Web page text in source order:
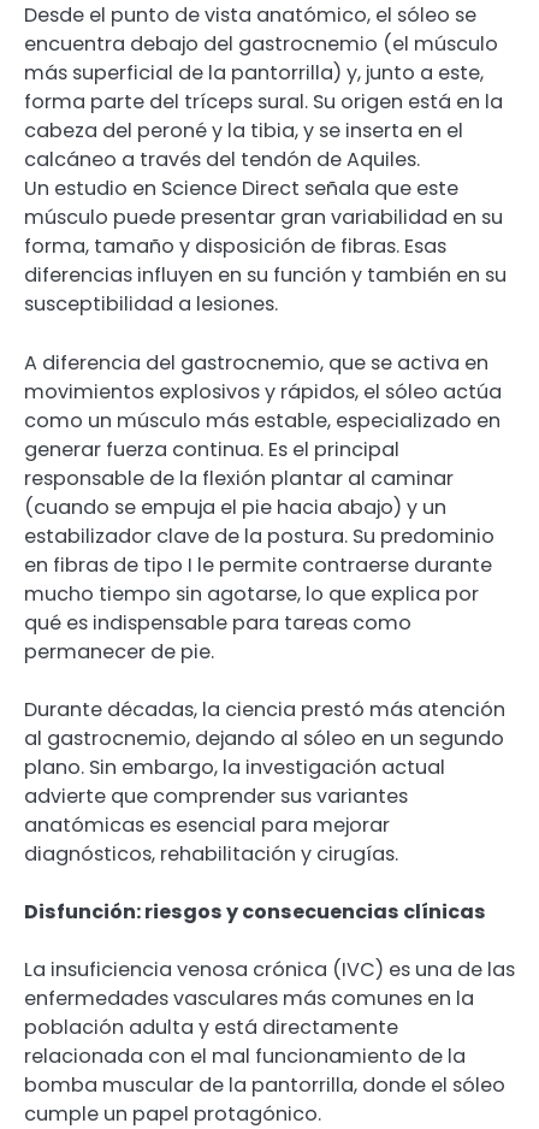
Desde el punto de vista anatómico, el sóleo se
encuentra debajo del gastrocnemio (el músculo
más superficial de la pantorrilla) y, junto a este,
forma parte del tríceps sural. Su origen está en la
cabeza del peroné y la tibia, y se inserta en el
calcáneo a través del tendón de Aquiles.
Un estudio en Science Direct señala que este
músculo puede presentar gran variabilidad en su
forma, tamaño y disposición de fibras. Esas
diferencias influyen en su función y también en su
susceptibilidad a lesiones.
A diferencia del gastrocnemio, que se activa en
movimientos explosivos y rápidos, el sóleo actúa
como un músculo más estable, especializado en
generar fuerza continua. Es el principal
responsable de la flexión plantar al caminar
(cuando se empuja el pie hacia abajo) y un
estabilizador clave de la postura. Su predominio
en fibras de tipo I le permite contraerse durante
mucho tiempo sin agotarse, lo que explica por
qué es indispensable para tareas como
permanecer de pie.
Durante décadas, la ciencia prestó más atención
al gastrocnemio, dejando al sóleo en un segundo
plano. Sin embargo, la investigación actual
advierte que comprender sus variantes
anatómicas es esencial para mejorar
diagnósticos, rehabilitación y cirugías.
Disfunción: riesgos y consecuencias clínicas
La insuficiencia venosa crónica (IVC) es una de las
enfermedades vasculares más comunes en la
población adulta y está directamente
relacionada con el mal funcionamiento de la
bomba muscular de la pantorrilla, donde el sóleo
cumple un papel protagónico.